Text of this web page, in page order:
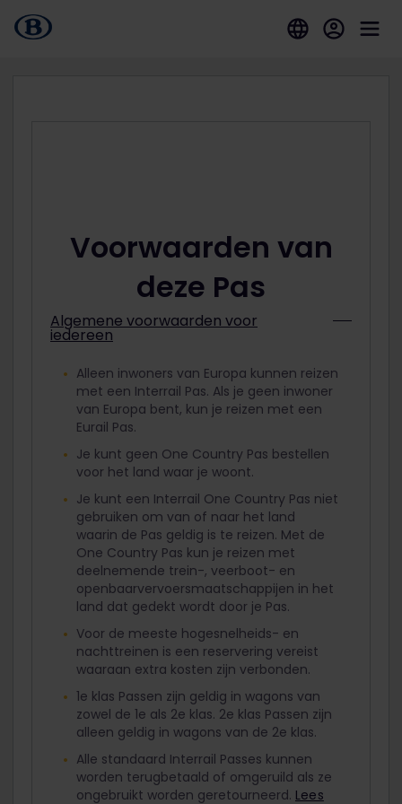
Voorwaarden van
deze Pas
Algemene voorwaarden voor
iedereen
Alleen inwoners van Europa kunnen reizen
met een Interrail Pas. Als je geen inwoner
van Europa bent, kun je reizen met een
Eurail Pas.
Je kunt geen One Country Pas bestellen
voor het land waar je woont.
Je kunt een Interrail One Country Pas niet
gebruiken om van of naar het land
waarin de Pas geldig is te reizen. Met de
One Country Pas kun je reizen met
deelnemende trein-, veerboot- en
openbaarvervoersmaatschappijen in het
land dat gedekt wordt door je Pas.
Voor de meeste hogesnelheids- en
nachttreinen is een reservering vereist
waaraan extra kosten zijn verbonden.
1e klas Passen zijn geldig in wagons van
zowel de 1e als 2e klas. 2e klas Passen zijn
alleen geldig in wagons van de 2e klas.
Alle standaard Interrail Passes kunnen
worden terugbetaald of omgeruild als ze
ongebruikt worden geretourneerd. Lees